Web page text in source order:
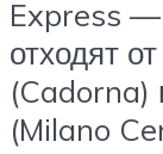
Express —
отходят
(Cadorna)
(Milano